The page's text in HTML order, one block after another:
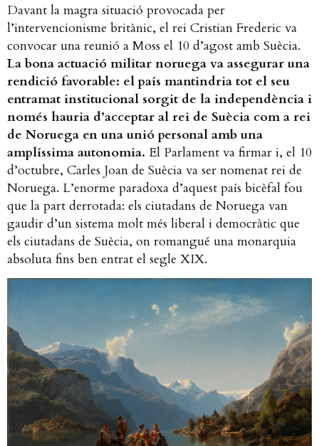
Davant la magra situació provocada per
l’intervencionisme britànic, el rei Cristian Frederic va
convocar una reunió a Moss el 10 d’agost amb Suècia.
La bona actuació militar noruega va assegurar una
rendició favorable: el país mantindria tot el seu
entramat institucional sorgit de la independència i
només hauria d’acceptar al rei de Suècia com a rei
de Noruega en una unió personal amb una
amplíssima autonomia. El Parlament va firmar i, el 10
d’octubre, Carles Joan de Suècia va ser nomenat rei de
Noruega. L’enorme paradoxa d’aquest país bicèfal fou
que la part derrotada: els ciutadans de Noruega van
gaudir d’un sistema molt més liberal i democràtic que
els ciutadans de Suècia, on romangué una monarquia
absoluta fins ben entrat el segle XIX.